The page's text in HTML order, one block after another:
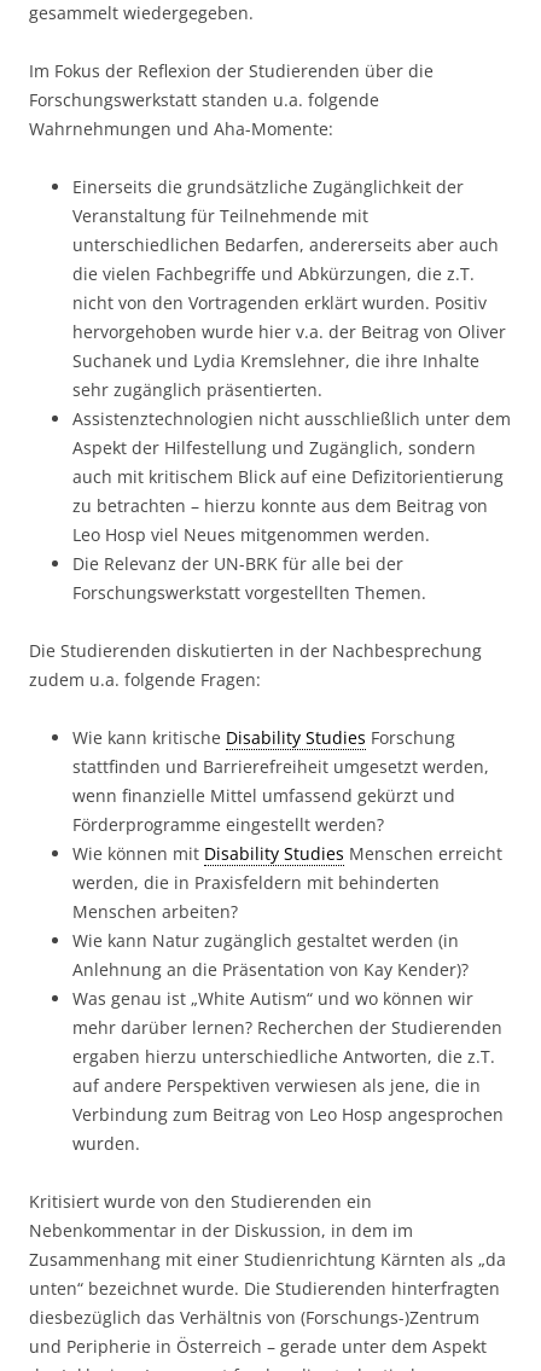
gesammelt wiedergegeben.
Im Fokus der Reflexion der Studierenden über die
Forschungswerkstatt standen u.a. folgende
Wahrnehmungen und Aha-Momente:
Einerseits die grundsätzliche Zugänglichkeit der
Veranstaltung für Teilnehmende mit
unterschiedlichen Bedarfen, andererseits aber auch
die vielen Fachbegriffe und Abkürzungen, die z.T.
nicht von den Vortragenden erklärt wurden. Positiv
hervorgehoben wurde hier v.a. der Beitrag von Oliver
Suchanek und Lydia Kremslehner, die ihre Inhalte
sehr zugänglich präsentierten.
Assistenztechnologien nicht ausschließlich unter dem
Aspekt der Hilfestellung und Zugänglich, sondern
auch mit kritischem Blick auf eine Defizitorientierung
zu betrachten – hierzu konnte aus dem Beitrag von
Leo Hosp viel Neues mitgenommen werden.
Die Relevanz der UN-BRK für alle bei der
Forschungswerkstatt vorgestellten Themen.
Die Studierenden diskutierten in der Nachbesprechung
zudem u.a. folgende Fragen:
Wie kann kritische Disability Studies Forschung
stattfinden und Barrierefreiheit umgesetzt werden,
wenn finanzielle Mittel umfassend gekürzt und
Förderprogramme eingestellt werden?
Wie können mit Disability Studies Menschen erreicht
werden, die in Praxisfeldern mit behinderten
Menschen arbeiten?
Wie kann Natur zugänglich gestaltet werden (in
Anlehnung an die Präsentation von Kay Kender)?
Was genau ist „White Autism“ und wo können wir
mehr darüber lernen? Recherchen der Studierenden
ergaben hierzu unterschiedliche Antworten, die z.T.
auf andere Perspektiven verwiesen als jene, die in
Verbindung zum Beitrag von Leo Hosp angesprochen
wurden.
Kritisiert wurde von den Studierenden ein
Nebenkommentar in der Diskussion, in dem im
Zusammenhang mit einer Studienrichtung Kärnten als „da
unten“ bezeichnet wurde. Die Studierenden hinterfragten
diesbezüglich das Verhältnis von (Forschungs-)Zentrum
und Peripherie in Österreich – gerade unter dem Aspekt